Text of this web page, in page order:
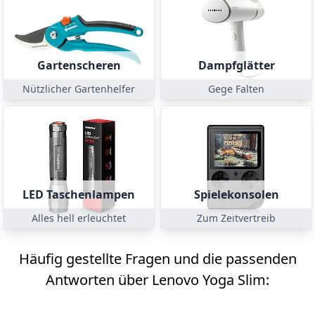
Gartenscheren
Nützlicher Gartenhelfer
Dampfglätter
Gege Falten
LED Taschenlampen
Alles hell erleuchtet
Spielekonsolen
Zum Zeitvertreib
Häufig gestellte Fragen und die passenden
Antworten über Lenovo Yoga Slim: